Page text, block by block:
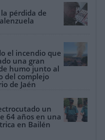
pérdida de
el incendio que
una gran
humo junto al
del complejo
de Jaén
un
64 años en una
en Bailén